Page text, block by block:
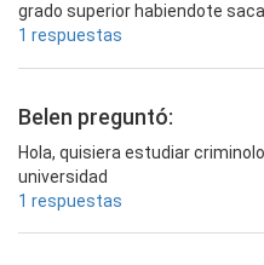
grado superior habiendote
1 respuestas
Belen preguntó:
Hola, quisiera estudiar
universidad
1 respuestas